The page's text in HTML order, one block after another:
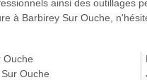
ainsi des outillages
à Barbirey Sur Ouche,
Ouche
Ouche